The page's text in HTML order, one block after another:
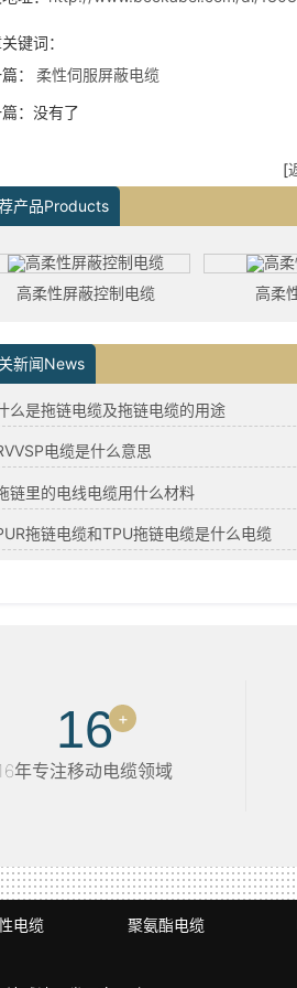
键词：
：
柔性伺服屏蔽电缆
：没有了
[
产品Products
高柔性屏蔽控制电缆 高柔
新闻News
么是拖链电缆及拖链电缆的用途
电缆是什么意思
链里的电线电缆用什么材料
拖链电缆和TPU拖链电缆是什么电缆
16 +
年专注移动电缆领域
电缆 聚氨酯电缆